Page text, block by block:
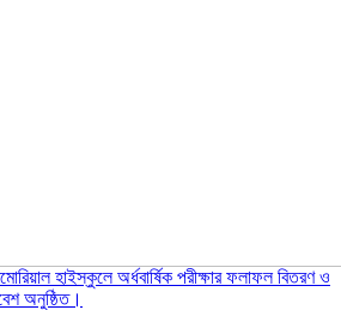
হাইস্কুলে অর্ধবার্ষিক পরীক্ষার ফলাফল বিতরণ ও
অনুষ্ঠিত।